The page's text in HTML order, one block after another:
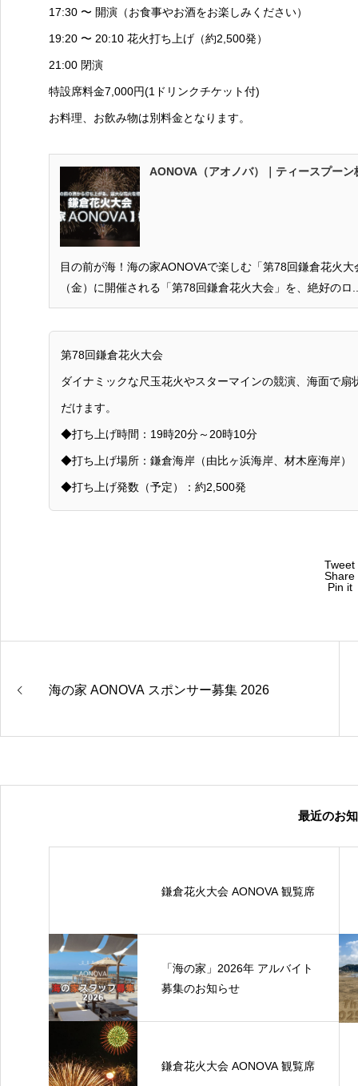
17:30 〜 開演（お食事やお酒をお楽しみください）
19:20 〜 20:10 花火打ち上げ（約2,500発）
21:00 閉演
特設席料金7,000円(1ドリンクチケット付)
お料理、お飲み物は別料金となります。
AONOVA（アオノバ）｜ティースプーン
目の前が海！海の家AONOVAで楽しむ「第78回鎌倉花火
（金）に開催される「第78回鎌倉花火大会」を、絶好の
第78回鎌倉花火大会
ダイナミックな尺玉花火やスターマインの競演、海面で
だけます。
◆打ち上げ時間：19時20分～20時10分
◆打ち上げ場所：鎌倉海岸（由比ヶ浜海岸、材木座海岸）
◆打ち上げ発数（予定）：約2,500発
Tweet
Share
Pin it
海の家 AONOVA スポンサー募集 2026
最近のお
鎌倉花火大会 AONOVA 観覧席
「海の家」2026年 アルバイト
募集のお知らせ
鎌倉花火大会 AONOVA 観覧席